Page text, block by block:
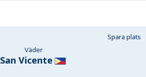
Spara plats
Väder
San Vicente